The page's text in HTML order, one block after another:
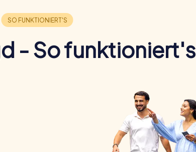
- So funktioniert's